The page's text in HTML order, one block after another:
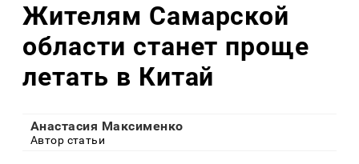
Жителям Самарской
области станет проще
летать в Китай
Анастасия Максименко
Автор статьи